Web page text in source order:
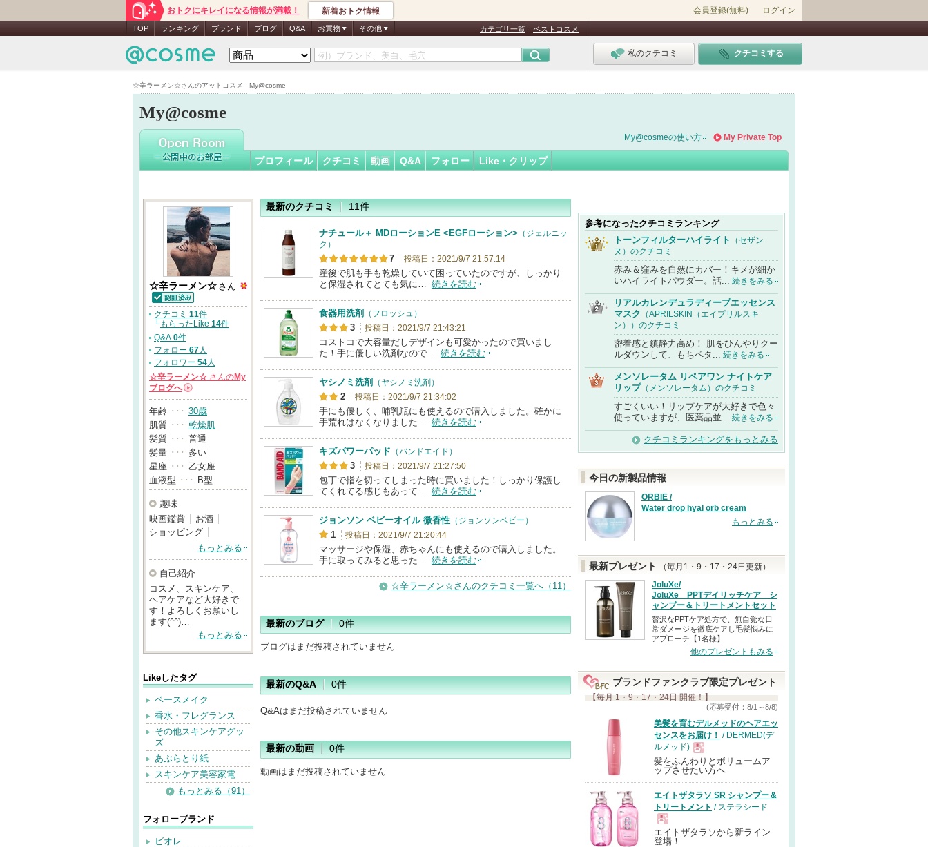
☆辛ラーメン☆さんのアットコスメ - My@cosme
おトクにキレイになる情報が満載！ 新着おトク情報 会員登録(無料) ログイン
TOP ランキング ブランド ブログ Q&A お買物 その他 カテゴリ一覧 ベストコスメ
私のクチコミ クチコミする
My@cosme
☆辛ラーメン☆さん
認
証
My Private Top
My@cosmeの使い方
プロフィール クチコミ 動画 Q&A フォロー Like・クリップ
☆辛ラーメン☆ さん
認証済
クチコミ 11件
└もらったLike 14件
Q&A 0件
フォロー 67人
フォロワー 54人
☆辛ラーメン☆ さんのMy
ブログへ
→
年齢 ･･･ 30歳
肌質 ･･･ 乾燥肌
髪質 ･･･ 普通
髪量 ･･･ 多い
星座 ･･･ 乙女座
血液型 ･･･ B型
趣味
映画鑑賞
お酒
ショッピング
もっとみる
自己紹介
コスメ、スキンケア、
ヘアケアなど大好きで
す！よろしくお願いし
ます(^^)…
もっとみる
Likeしたタグ
ベースメイク
香水・フレグランス
その他スキンケアグッ
ズ
あぶらとり紙
スキンケア美容家電
もっとみる（91）
フォローブランド
ビオレ
最新のクチコミ 11件
ナチュール＋ MDローションE <EGFローション> （ジェルニッ
ク）
7 投稿日：2021/9/7 21:57:14
産後で肌も手も乾燥していて困っていたのですが、しっかり
と保湿されてとても気に… 続きを読む
食器用洗剤 （フロッシュ）
3 投稿日：2021/9/7 21:43:21
コストコで大容量だしデザインも可愛かったので買いまし
た！手に優しい洗剤なので… 続きを読む
ヤシノミ洗剤 （ヤシノミ洗剤）
2 投稿日：2021/9/7 21:34:02
手にも優しく、哺乳瓶にも使えるので購入しました。確かに
手荒れはなくなりました… 続きを読む
キズパワーパッド （バンドエイド）
3 投稿日：2021/9/7 21:27:50
包丁で指を切ってしまった時に買いました！しっかり保護し
てくれてる感じもあって… 続きを読む
ジョンソン ベビーオイル 微香性 （ジョンソンベビー）
1 投稿日：2021/9/7 21:20:44
マッサージや保湿、赤ちゃんにも使えるので購入しました。
手に取ってみると思った… 続きを読む
☆辛ラーメン☆さんのクチコミ一覧へ（11）
最新のブログ 0件
ブログはまだ投稿されていません
最新のQ&A 0件
Q&Aはまだ投稿されていません
最新の動画 0件
動画はまだ投稿されていません
参考になったクチコミランキング
トーンフィルターハイライト
（セザン
ヌ）のクチコミ
赤み＆窪みを自然にカバー！キメが細か
いハイライトパウダー。話... 続きをみる
リアルカレンデュラディープエッセンス
マスク （APRILSKIN（エイプリルスキ
ン））のクチコミ
密着感と鎮静力高め！ 肌をひんやりクー
ルダウンして、もちペタ... 続きをみる
メンソレータム リペアワン ナイトケア
リップ（メンソレータム）のクチコミ
すごくいい！リップケアが大好きで色々
使っていますが、医薬品並... 続きをみる
クチコミランキングをもっとみる
今日の新製品情報
ORBIE /
Water drop hyal orb cream
もっとみる
最新プレゼント
（毎月1・9・17・24日更新）
JoluXe/
JoluXe PPTデイリッチケア シ
ャンプー＆トリートメントセット
贅沢なPPTケア処方で、無自覚な日
常ダメージを徹底ケアし毛髪悩みに
アプローチ【1名様】
他のプレゼントもみる
ブランドファンクラブ限定プレゼント
【毎月 1・9・17・24日 開催！】
(応募受付：8/1～8/8)
美髪を育むデルメッドのヘアエッ
センスをお届け！
/ DERMED(デ
ルメッド)
現
品
髪をふんわりとボリュームア
ップさせたい方へ
エイトザタラソ SR シャンプー＆
トリートメント / ステラシード
現
エイトザタラソから新ライン
登場！